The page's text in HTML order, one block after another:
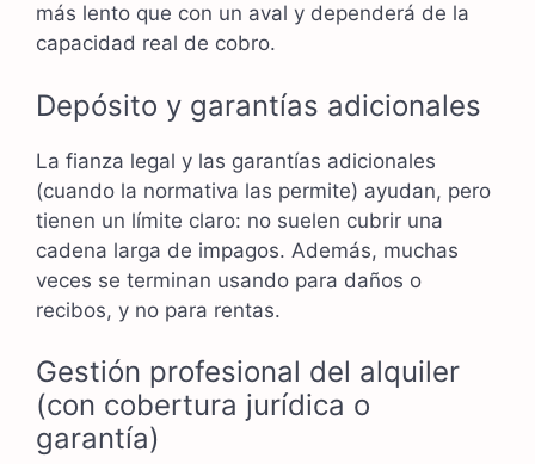
más lento que con un aval y dependerá de la
capacidad real de cobro.
Depósito y garantías adicionales
La fianza legal y las garantías adicionales
(cuando la normativa las permite) ayudan, pero
tienen un límite claro: no suelen cubrir una
cadena larga de impagos. Además, muchas
veces se terminan usando para daños o
recibos, y no para rentas.
Gestión profesional del alquiler
(con cobertura jurídica o
garantía)